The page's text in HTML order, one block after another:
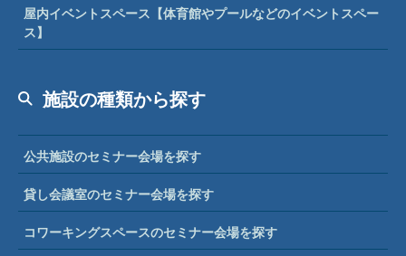
屋内イベントスペース【体育館やプールなどのイベントスペー
ス】
施設の種類から探す
公共施設のセミナー会場を探す
貸し会議室のセミナー会場を探す
コワーキングスペースのセミナー会場を探す